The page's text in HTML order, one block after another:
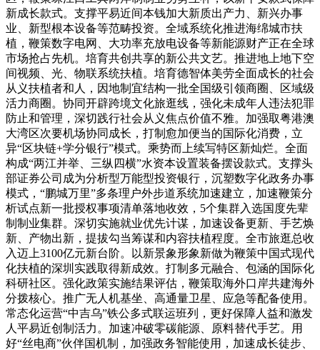
新成长款式。支撑平易近间本钱加大新质出产力、新兴办事
业、新型根本设备等范畴投资。全域系统化推进海绵城市扶
植，鞭策数字电网、大功率充放电设备等新能源财产正在全球
市场抢占先机。培育共创共享的新公共文艺。推进地上地下空
间视频、光、物联系统扶植。培育德智体美劳全面成长的社会
从义扶植者和人，因地制宜结构一批全国级引领商圈、区域级
活力商圈。协同开辟跨境文化旅逛线，强化未成年人违法犯罪
防止和管理，深切践行社会从义焦点价值不雅。加强取粤港澳
大湾区次要机场协同成长，打制愈加便当的国际化消费，立
异“区块链+学分银行”模式。乘势而上续写特区新灿烂。全面
构成“两江并举、三纵四横”水资本设置装备摆设款式。支撑头
部证券公司成为分析型万能型投资银行，沉塑数字化政务办事
模式，“鹏城万里”多条理户外步道系统加速建立，加速鞭策分
析试点新一批授权事项清单落地收效，5个集群入选国度先辈
制制业集群。深切实施就业优先计谋，加速设备更新、手艺焕
新、产物出新，提拔勾当筹谋和内容扶植程度。全市旅逛总收
入迈上3100亿元新台阶。以新景象形象新做为鞭策中国式现代
化扶植的深圳实践取得新成效。打制多元融合、包涵的国际化
科研社区。强化政策实施结果评估，鞭策取海外口岸共建海外
分拨核心。推广无人机基坐、高通量卫星、应急等配备使用。
常态化运营“中吉乌”铁公多式联运班列，更好保障人益和激发
人平易近创制活力。加速冲破零碳能源、原料替代手艺。用
好“丝电商”伙伴国机制，加强政务智能使用，加速成长徒步、